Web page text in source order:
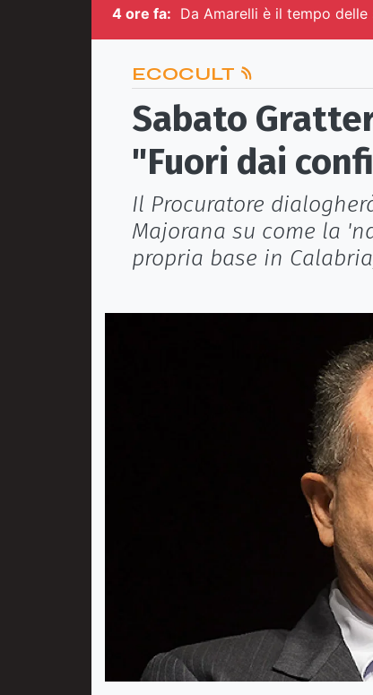
4 ore fa: Da Amarelli è il tempo
ECOCULT
Sabato
"Fuori dai
Il Procuratore
Majorana su come la
propria base in